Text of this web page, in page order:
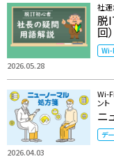
2026.05.28
社運
脱
回）
Wi-
2026.04.03
Wi-
ント
ニ
デ